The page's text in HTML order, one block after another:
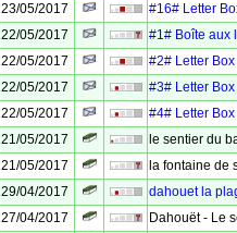
23/05/2017
#16# Letter
22/05/2017
#1# Boîte aux
22/05/2017
#2# Letter
22/05/2017
#3# Letter
22/05/2017
#4# Letter
21/05/2017
le sentier du
21/05/2017
la fontaine de
29/04/2017
dahouet la
27/04/2017
Dahouët - Le